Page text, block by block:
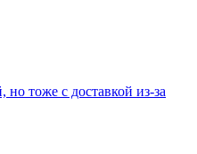
тоже с доставкой из-за